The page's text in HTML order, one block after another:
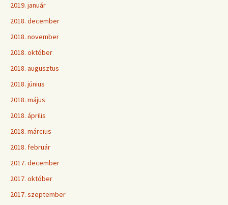
2019. január
2018. december
2018. november
2018. október
2018. augusztus
2018. június
2018. május
2018. április
2018. március
2018. február
2017. december
2017. október
2017. szeptember